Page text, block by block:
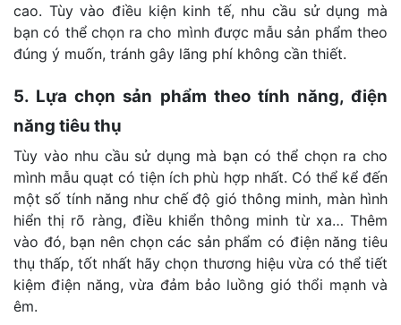
cao. Tùy vào điều kiện kinh tế, nhu cầu sử dụng mà
bạn có thể chọn ra cho mình được mẫu sản phẩm theo
đúng ý muốn, tránh gây lãng phí không cần thiết.
5. Lựa chọn sản phẩm theo tính năng, điện
năng tiêu thụ
Tùy vào nhu cầu sử dụng mà bạn có thể chọn ra cho
mình mẫu quạt có tiện ích phù hợp nhất. Có thể kể đến
một số tính năng như chế độ gió thông minh, màn hình
hiển thị rõ ràng, điều khiển thông minh từ xa… Thêm
vào đó, bạn nên chọn các sản phẩm có điện năng tiêu
thụ thấp, tốt nhất hãy chọn thương hiệu vừa có thể tiết
kiệm điện năng, vừa đảm bảo luồng gió thổi mạnh và
êm.